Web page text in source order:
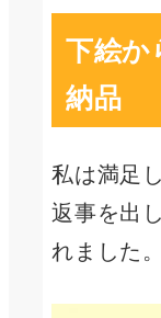
下絵か
納品
私は満足
返事を出
れました。